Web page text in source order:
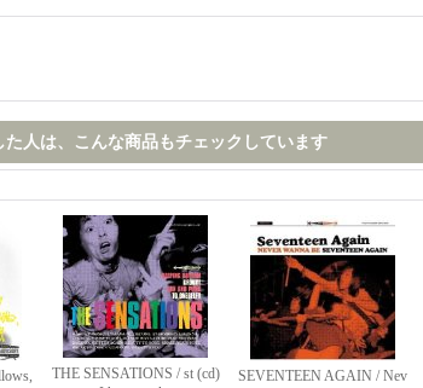
た人は、こんな商品もチェックしています
THE SENSATIONS / st (cd)
SEVENTEEN AGAIN / Nev